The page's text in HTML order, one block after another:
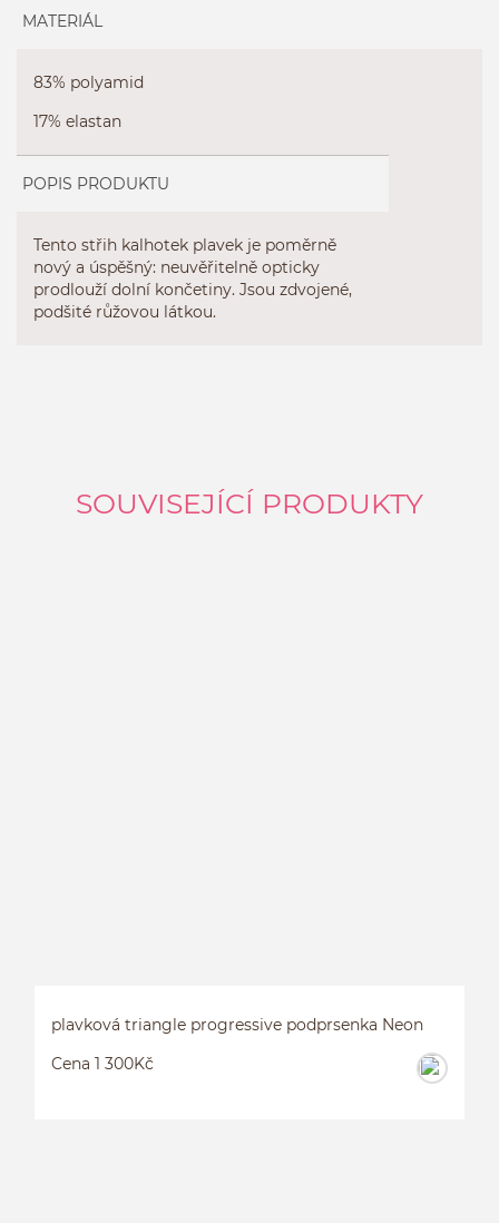
MATERIÁL
83% polyamid
17% elastan
POPIS PRODUKTU
Tento střih kalhotek plavek je poměrně
nový a úspěšný: neuvěřitelně opticky
prodlouží dolní končetiny. Jsou zdvojené,
podšité růžovou látkou.
SOUVISEJÍCÍ PRODUKTY
plavková triangle progressive podprsenka Neon
Cena 1 300Kč